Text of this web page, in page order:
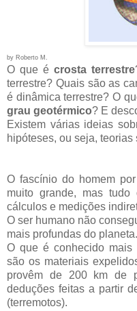
by Roberto M.
O que é crosta terrestre
terrestre? Quais são as
é dinâmica terrestre? O
grau geotérmico? E
Existem várias ideias
hipóteses, ou seja,
O fascínio do homem
muito grande, mas
cálculos e medições
O ser humano não
mais profundas do planeta.
O que é conhecido mais
são os materiais
provêm de 200 km de
deduções feitas a partir
(terremotos).